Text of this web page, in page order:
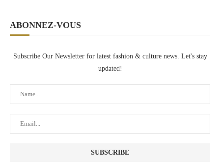
ABONNEZ-VOUS
Subscribe Our Newsletter for latest fashion & culture news. Let's stay
updated!